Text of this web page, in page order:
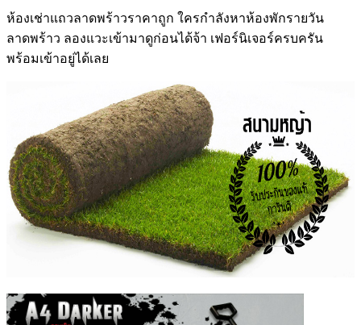
ห้องเช่าแถวลาดพร้าวราคาถูก ใครกำลังหาห้องพักรายวัน
ลาดพร้าว ลองแวะเข้ามาดูก่อนได้จ้า เฟอร์นิเจอร์ครบครัน
พร้อมเข้าอยู่ได้เลย